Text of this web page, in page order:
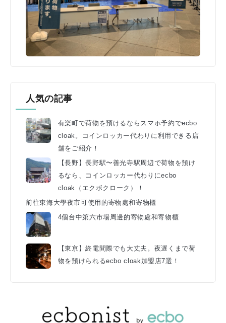
人気の記事
有楽町で荷物を預けるならスマホ予約でecbo
cloak。コインロッカー代わりに利用できる店
舗をご紹介！
【長野】長野駅〜善光寺駅周辺で荷物を預け
るなら、コインロッカー代わりにecbo
cloak（エクボクローク）！
前往東海大學夜市可使用的寄物處和寄物櫃
4個台中第六市場周邊的寄物處和寄物櫃
【東京】終電間際でも大丈夫。夜遅くまで荷
物を預けられるecbo cloak加盟店7選！